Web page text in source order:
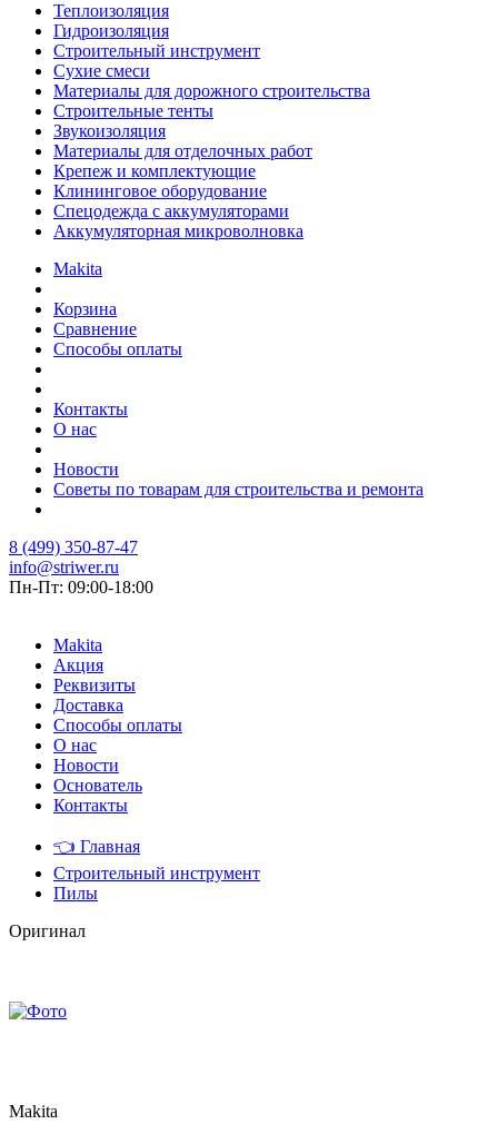
Теплоизоляция
Гидроизоляция
Строительный инструмент
Сухие смеси
Материалы для дорожного строительства
Строительные тенты
Звукоизоляция
Материалы для отделочных работ
Крепеж и комплектующие
Клининговое оборудование
Спецодежда с аккумуляторами
Аккумуляторная микроволновка
Makita
Корзина
Сравнение
Способы оплаты
Контакты
О нас
Новости
Советы по товарам для строительства и ремонта
8 (499) 350-87-47
info@striwer.ru
Пн-Пт: 09:00-18:00
Makita
Акция
Реквизиты
Доставка
Способы оплаты
О нас
Новости
Основатель
Контакты
👈 Главная
Строительный инструмент
Пилы
Оригинал
Makita